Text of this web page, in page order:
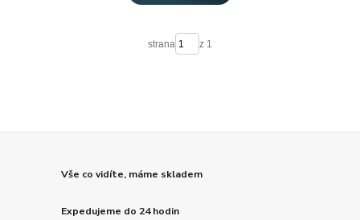
strana z 1
Vše co vidíte, máme skladem
Expedujeme do 24 hodin